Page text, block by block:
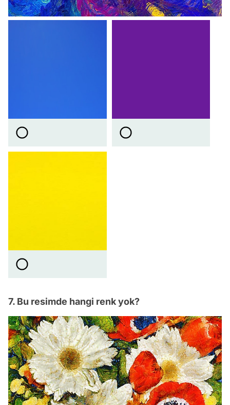
7. Bu resimde hangi renk yok?